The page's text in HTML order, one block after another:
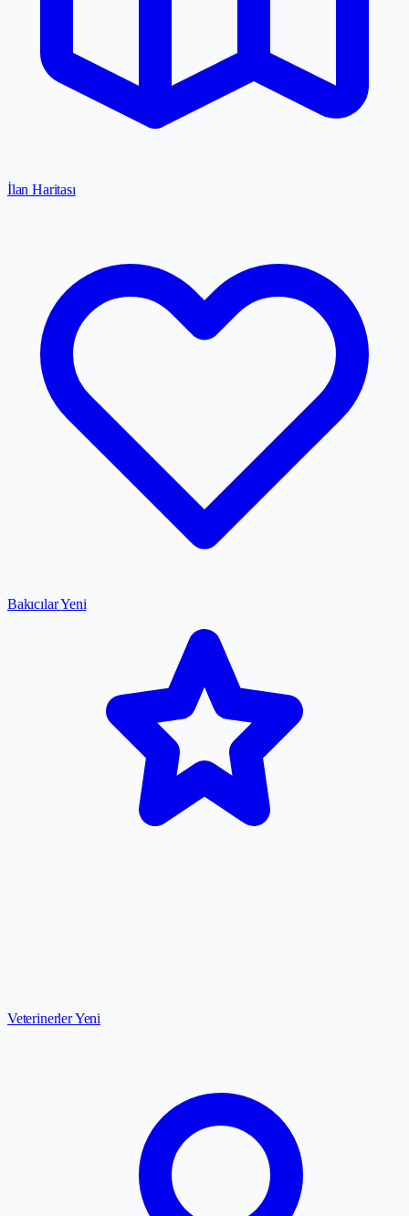
İlan Haritası
BakıcılarYeni
VeterinerlerYeni